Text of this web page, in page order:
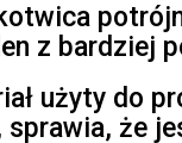
z bardziej
użyty do
sprawia, że